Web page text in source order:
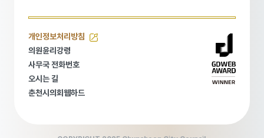
개인정보처리방침
의원윤리강령
의원윤리강령
사무국 전화번호
사무국 전화번호
오시는 길
오시는 길
춘천시의회웹하드
춘천시의회웹하드